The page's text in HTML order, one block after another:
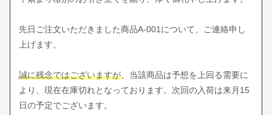
先日ご注文いただきました商品A-001について、ご連絡申し
上げます。
誠に残念ではございますが 、当該商品は予想を上回る需要に
より、現在在庫切れとなっております。次回の入荷は来月15
日の予定でございます。